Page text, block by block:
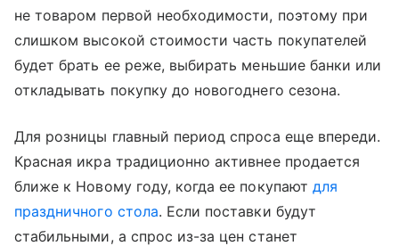
не товаром первой необходимости, поэтому при
слишком высокой стоимости часть покупателей
будет брать ее реже, выбирать меньшие банки или
откладывать покупку до новогоднего сезона.
Для розницы главный период спроса еще впереди.
Красная икра традиционно активнее продается
ближе к Новому году, когда ее покупают для
праздничного стола. Если поставки будут
стабильными, а спрос из-за цен станет